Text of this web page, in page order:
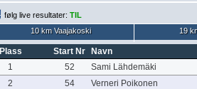
følg live resultater: TIL
10 km Vaajakoski
19
Plass Start Nr
Navn
1
52
Sami Lähdemäki
2
54
Verneri Poikonen